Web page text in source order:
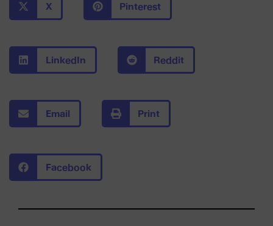
X Pinterest
LinkedIn Reddit
Email Print
Facebook